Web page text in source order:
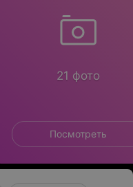
21 фото
Посмотреть